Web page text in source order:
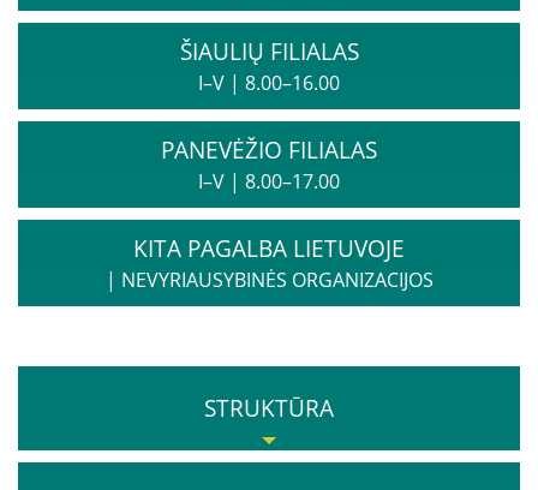
Naujienos
ŠIAULIŲ FILIALAS
I–V | 8.00–16.00
PANEVĖŽIO FILIALAS
I–V | 8.00–17.00
KITA PAGALBA LIETUVOJE
| NEVYRIAUSYBINĖS ORGANIZACIJOS
STRUKTŪRA